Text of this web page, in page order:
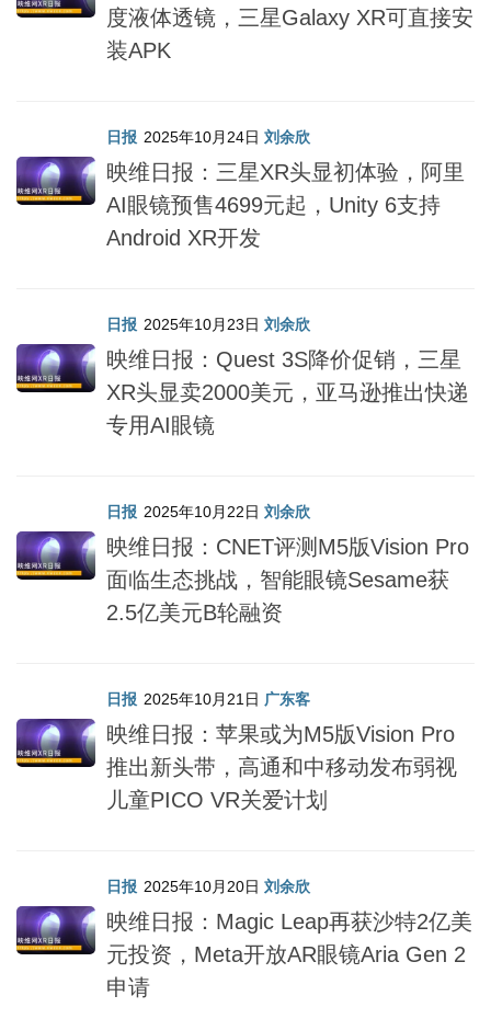
度液体透镜，三星Galaxy XR可直接安
装APK
日报 2025年10月24日 刘余欣
映维日报：三星XR头显初体验，阿里
AI眼镜预售4699元起，Unity 6支持
Android XR开发
日报 2025年10月23日 刘余欣
映维日报：Quest 3S降价促销，三星
XR头显卖2000美元，亚马逊推出快递
专用AI眼镜
日报 2025年10月22日 刘余欣
映维日报：CNET评测M5版Vision Pro
面临生态挑战，智能眼镜Sesame获
2.5亿美元B轮融资
日报 2025年10月21日 广东客
映维日报：苹果或为M5版Vision Pro
推出新头带，高通和中移动发布弱视
儿童PICO VR关爱计划
日报 2025年10月20日 刘余欣
映维日报：Magic Leap再获沙特2亿美
元投资，Meta开放AR眼镜Aria Gen 2
申请